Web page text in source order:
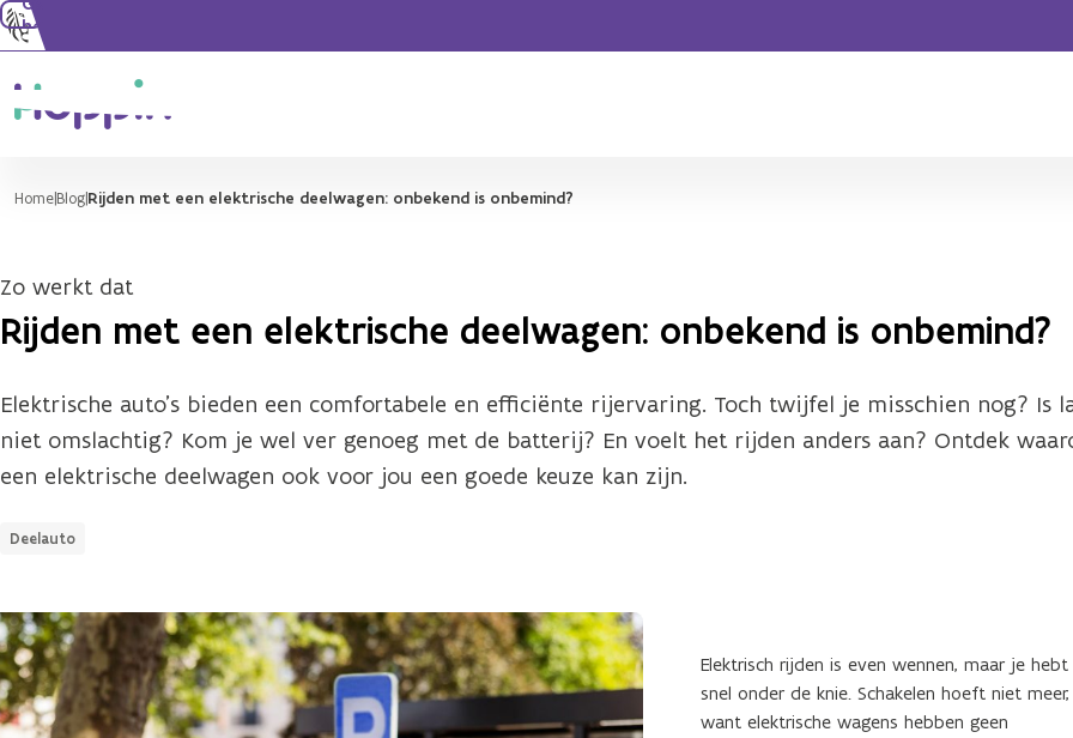
hoofdinhoud
HomeBlogRijden met een elektrische deelwagen: onbekend is onbemind?
Zo werkt dat
Rijden met een elektrische deelwagen: onbekend is onbemind?
Elektrische auto’s bieden een comfortabele en efficiënte rijervaring. Toch twijfel je misschien nog? Is
niet omslachtig? Kom je wel ver genoeg met de batterij? En voelt het rijden anders aan? Ontdek
een elektrische deelwagen ook voor jou een goede keuze kan zijn.
Deelauto
Elektrisch rijden is even wennen, maar je
snel onder de knie. Schakelen hoeft niet meer,
want elektrische wagens hebben geen